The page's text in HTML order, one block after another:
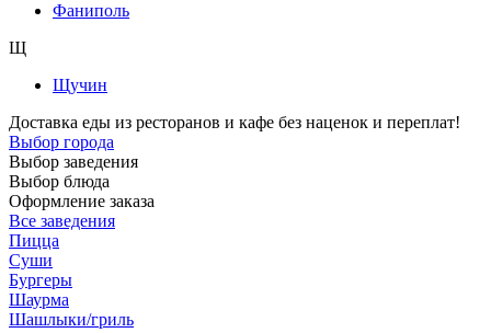
Фаниполь
Щ
Щучин
Доставка еды из ресторанов и кафе без наценок и переплат!
Выбор города
Выбор заведения
Выбор блюда
Оформление заказа
Все заведения
Пицца
Суши
Бургеры
Шаурма
Шашлыки/гриль